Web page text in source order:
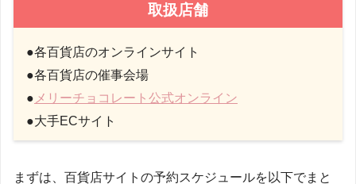
取扱店舗
●各百貨店のオンラインサイト
●各百貨店の催事会場
● メリーチョコレート公式オンライン
●大手ECサイト
まずは、百貨店サイトの予約スケジュールを以下でまと